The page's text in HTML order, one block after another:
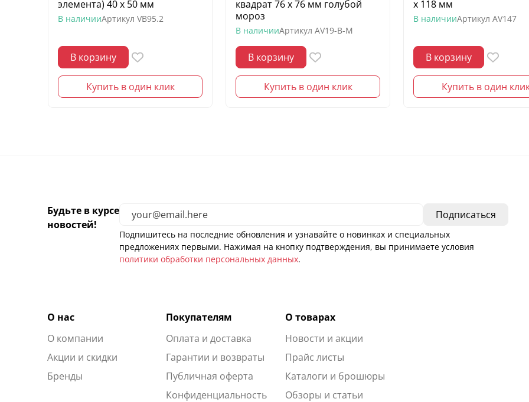
элемента) 40 х 50 мм
В наличииАртикул VB95.2
В корзину
Купить в один клик
квадрат 76 х 76 мм голубой
мороз
В наличииАртикул AV19-B-M
В корзину
Купить в один клик
х 118 мм
В наличииАртикул AV147
В корзину
Купить в один
Будьте в курсе
новостей!
Подпишитесь на последние обновления и узнавайте о новинках и специальных
предложениях первыми. Нажимая на кнопку подтверждения, вы принимаете условия
политики обработки персональных данных.
О нас
О компании
Акции и скидки
Бренды
Покупателям
Оплата и доставка
Гарантии и возвраты
Публичная оферта
Конфиденциальность
О товарах
Новости и акции
Прайс листы
Каталоги и брошюры
Обзоры и статьи